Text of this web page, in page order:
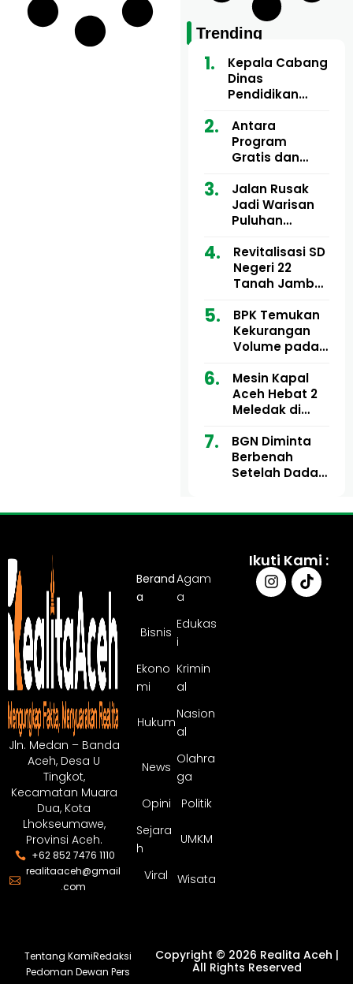
Trending
Kepala Cabang
Dinas
Pendidikan
Utara Buka
Pelatihan Deep
Learning serta
Artifisial bagi
Guru
Matematika
Antara
Program
Gratis dan
Motor Imum
Gampong, Uji
Nyali APH
Bermain di
Balik Rp250
Ribu
Jalan Rusak
Jadi Warisan
Puluhan
dan Tgk
Muharuddin
Kini Didesak
Revitalisasi SD
Negeri 22
Tanah Jambo
Miliar Tuai
Sorotan, Publik
Pertanyakan
Anggaran
BPK Temukan
Kekurangan
Volume pada
Aceh Utara
Tahun 2024,
Pengembalian
Sepenuhnya
Tuntas
Mesin Kapal
Aceh Hebat 2
Meledak di
Ulee Lheue, 14
Orang Derita
Luka Bakar
BGN Diminta
Berbenah
Setelah Dadan
Jln. Medan – Banda
Aceh, Desa U
Tingkot,
Kecamatan Muara
Dua, Kota
Lhokseumawe,
Provinsi Aceh.
+62 852 7476 1110
realitaaceh@gmail
.com
Berand
a
Agam
a
Bisnis
Edukas
i
Ekono
mi
Krimin
al
Hukum
Nasion
al
News
Olahra
ga
Opini
Politik
Sejara
h
UMKM
Viral Wisata
Ikuti Kami :
Tentang KamiRedaksi
Pedoman Dewan Pers
Copyright © 2026 Realita Aceh |
All Rights Reserved